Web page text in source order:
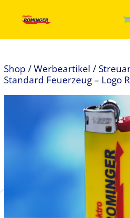
Shop /Werbeartikel /
Standard Feuerzeug – Logo